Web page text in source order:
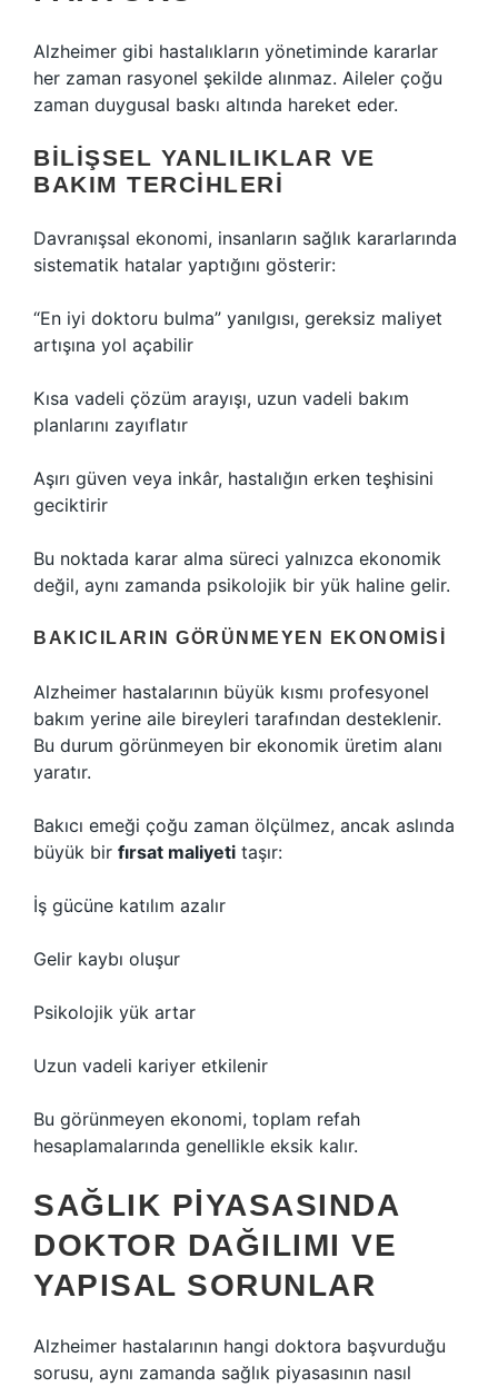
Alzheimer gibi hastalıkların yönetiminde kararlar
her zaman rasyonel şekilde alınmaz. Aileler çoğu
zaman duygusal baskı altında hareket eder.
BILIŞSEL YANLILIKLAR VE
BAKIM TERCIHLERI
Davranışsal ekonomi, insanların sağlık kararlarında
sistematik hatalar yaptığını gösterir:
“En iyi doktoru bulma” yanılgısı, gereksiz maliyet
artışına yol açabilir
Kısa vadeli çözüm arayışı, uzun vadeli bakım
planlarını zayıflatır
Aşırı güven veya inkâr, hastalığın erken teşhisini
geciktirir
Bu noktada karar alma süreci yalnızca ekonomik
değil, aynı zamanda psikolojik bir yük haline gelir.
BAKICILARIN GÖRÜNMEYEN EKONOMISI
Alzheimer hastalarının büyük kısmı profesyonel
bakım yerine aile bireyleri tarafından desteklenir.
Bu durum görünmeyen bir ekonomik üretim alanı
yaratır.
Bakıcı emeği çoğu zaman ölçülmez, ancak aslında
büyük bir fırsat maliyeti taşır:
İş gücüne katılım azalır
Gelir kaybı oluşur
Psikolojik yük artar
Uzun vadeli kariyer etkilenir
Bu görünmeyen ekonomi, toplam refah
hesaplamalarında genellikle eksik kalır.
SAĞLIK PIYASASINDA
DOKTOR DAĞILIMI VE
YAPISAL SORUNLAR
Alzheimer hastalarının hangi doktora başvurduğu
sorusu, aynı zamanda sağlık piyasasının nasıl